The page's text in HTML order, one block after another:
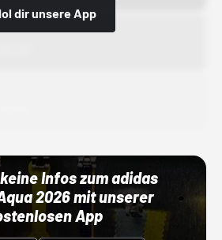
dir unsere App
Infos zum adidas
2026 mit unserer
App